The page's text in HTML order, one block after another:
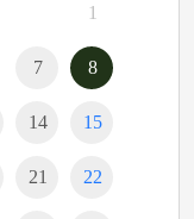
1
7 8
14 15
21 22